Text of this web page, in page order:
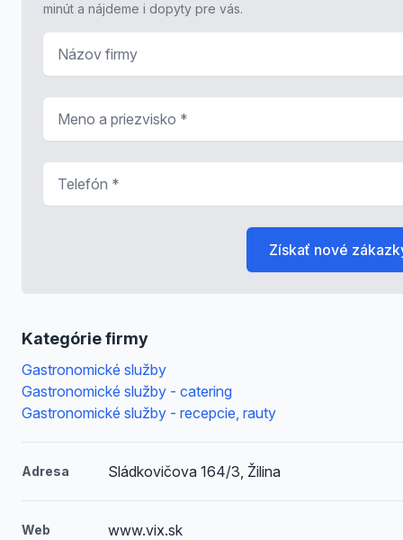
Kategórie firmy
Gastronomické služby
Gastronomické služby - catering
Gastronomické služby - recepcie, rauty
Adresa Sládkovičova 164/3, Žilina
Web www.vix.sk
minút a nájdeme i dopyty pre vás.
Získať nové